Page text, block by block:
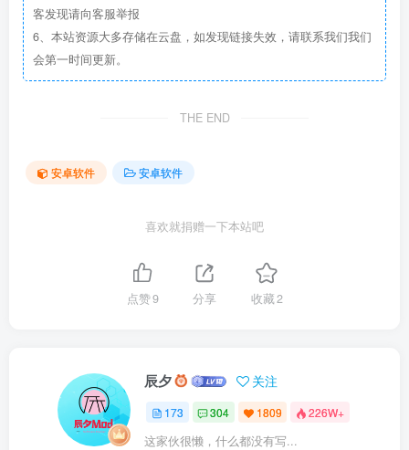
客发现请向客服举报
6、本站资源大多存储在云盘，如发现链接失效，请联系我们我们
会第一时间更新。
THE END
安卓软件 安卓软件
喜欢就捐赠一下本站吧
点赞9 分享 收藏2
辰夕 关注
173 304 1809 226W+
这家伙很懒，什么都没有写...